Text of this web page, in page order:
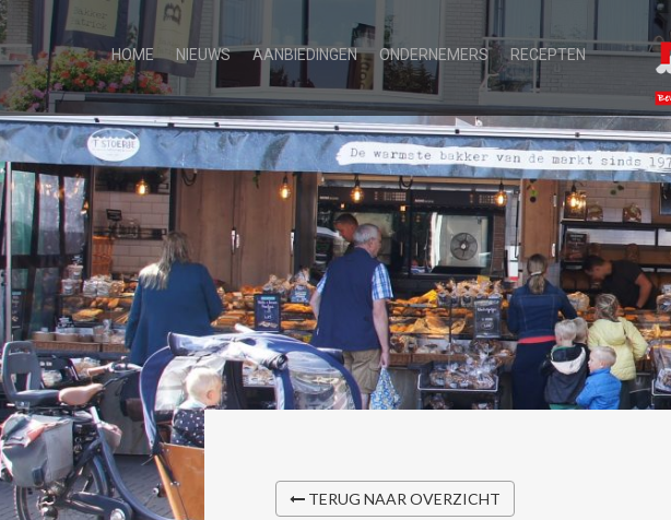
HOME NIEUWS AANBIEDINGEN ONDERNEMERS RECEPTEN
TERUG NAAR OVERZICHT